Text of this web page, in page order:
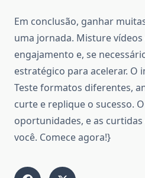
Em conclusão, ganhar
uma jornada. Misture
engajamento e, se
estratégico para acelerar. O
Teste formatos diferentes,
curte e replique o sucesso.
oportunidades, e as
você. Comece agora!}